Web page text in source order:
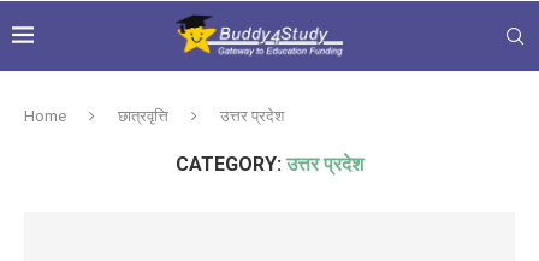
Home छात्रवृत्ति उत्तर प्रदेश
CATEGORY: उत्तर प्रदेश